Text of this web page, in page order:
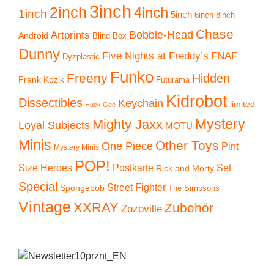
1inch 2inch 3inch4inch 5inch 6inch 8inch
Android Artprints Blind Box Bobble-Head Chase
Dunny Dyzplastic Five Nights at Freddy’s FNAF
Frank Kozik Freeny Funko Futurama Hidden
Dissectibles Huck Gee Keychain Kidrobot limited
Loyal Subjects Mighty Jaxx MOTU Mystery
Minis Mystery Minis One Piece Other Toys Pint
Size Heroes POP! Postkarte Rick and Morty Set
Special Spongebob Street Fighter The Simpsons
Vintage XXRAY Zozoville Zubehör